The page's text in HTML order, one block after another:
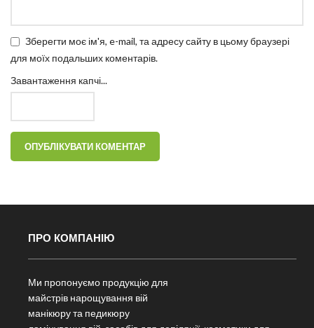
Зберегти моє ім'я, e-mail, та адресу сайту в цьому браузері
для моїх подальших коментарів.
Завантаження капчі...
ПРО КОМПАНІЮ
Ми пропонуємо продукцію для
майстрів нарощування вій
манікюру та педикюру